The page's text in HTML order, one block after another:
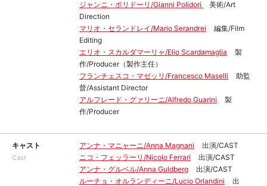
ジャンニ・ポリドーリ/Gianni Polidori
美術/Art
Direction
マリオ・セランドレイ/Mario Serandrei
編集/Film
Editing
エリオ・スカルダマーリャ/Elio Scardamaglia
製
作/Producer（製作主任）
フランチェスコ・マゼッリ/Francesco Maselli
助監
督/Assistant Director
アルフレード・グァリーニ/Alfredo Guarini
製
作/Producer
キャスト
Cast
アンナ・マニャーニ/Anna Magnani
出演/CAST
ニコ・フェッラーリ/Nicolo Ferrari
出演/CAST
アンナ・グルベル/Anna Guldberg
出演/CAST
ルーチョ・オルランディーニ/Lucio Orlandini
出